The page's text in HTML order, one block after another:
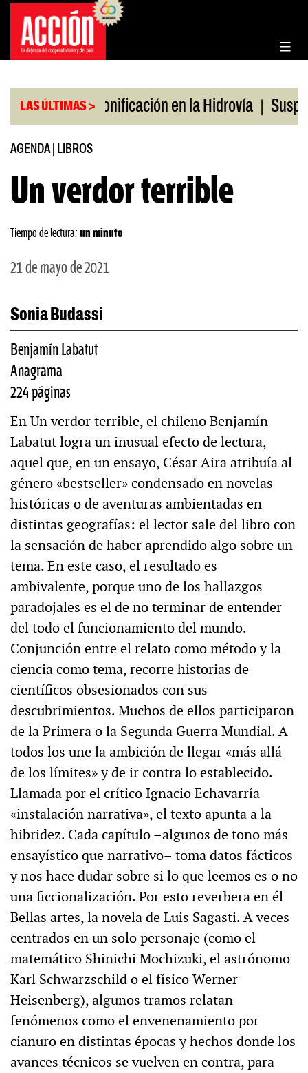
Saltar
contenido
LAS ÚLTIMAS >
julio | Bonificación en la Hidrovía |
AGENDA| LIBROS
Un verdor terrible
Tiempo de lectura: un minuto
21 de mayo de 2021
Sonia Budassi
Benjamín Labatut
Anagrama
224 páginas
En Un verdor terrible, el chileno Benjamín
Labatut logra un inusual efecto de lectura,
aquel que, en un ensayo, César Aira atribuía al
género «bestseller» condensado en novelas
históricas o de aventuras ambientadas en
distintas geografías: el lector sale del libro con
la sensación de haber aprendido algo sobre un
tema. En este caso, el resultado es
ambivalente, porque uno de los hallazgos
paradojales es el de no terminar de entender
del todo el funcionamiento del mundo.
Conjunción entre el relato como método y la
ciencia como tema, recorre historias de
científicos obsesionados con sus
descubrimientos. Muchos de ellos participaron
de la Primera o la Segunda Guerra Mundial. A
todos los une la ambición de llegar «más allá
de los límites» y de ir contra lo establecido.
Llamada por el crítico Ignacio Echavarría
«instalación narrativa», el texto apunta a la
hibridez. Cada capítulo –algunos de tono más
ensayístico que narrativo– toma datos fácticos
y nos hace dudar sobre si lo que leemos es o no
una ficcionalización. Por esto reverbera en él
Bellas artes, la novela de Luis Sagasti. A veces
centrados en un solo personaje (como el
matemático Shinichi Mochizuki, el astrónomo
Karl Schwarzschild o el físico Werner
Heisenberg), algunos tramos relatan
fenómenos como el envenenamiento por
cianuro en distintas épocas y hechos donde los
avances técnicos se vuelven en contra, para